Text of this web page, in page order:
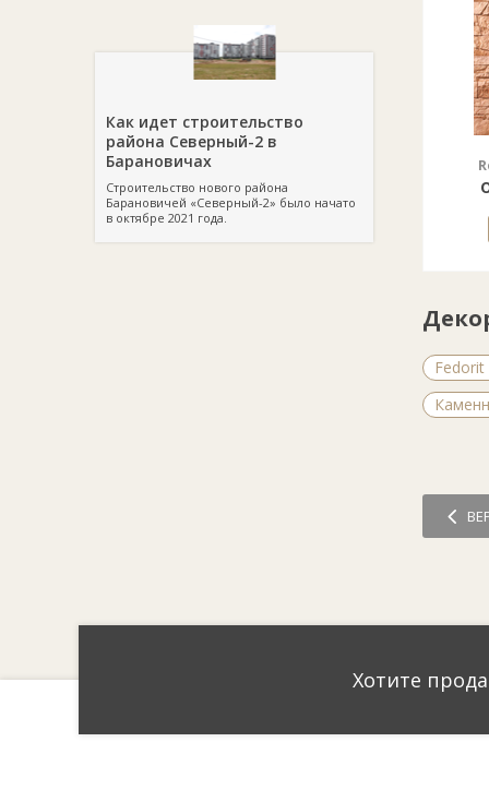
Как идет строительство
района Северный-2 в
Барановичах
Строительство нового района
Барановичей «Северный-2» было начато
в октябре 2021 года.
Fedorit
Хотите